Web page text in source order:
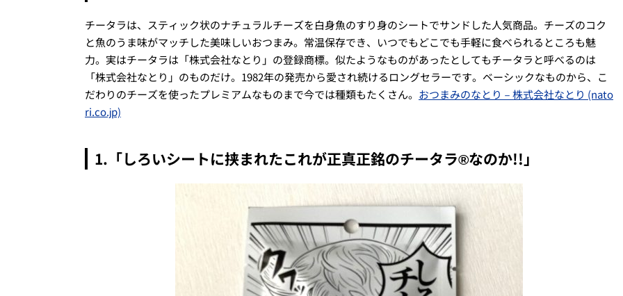
チータラは、スティック状のナチュラルチーズを白身魚のすり身のシートでサンドした人気商品。チーズのコク
と魚のうま味がマッチした美味しいおつまみ。常温保存でき、いつでもどこでも手軽に食べられるところも魅
力。実はチータラは「株式会社なとり」の登録商標。似たようなものがあったとしてもチータラと呼べるのは
「株式会社なとり」のものだけ。1982年の発売から愛され続けるロングセラーです。ベーシックなものから、こ
だわりのチーズを使ったプレミアムなものまで今では種類もたくさん。 おつまみのなとり－株式会社なとり (nato
ri.co.jp)
1.「しろいシートに挟まれたこれが正真正銘のチータラ®なのか!!」